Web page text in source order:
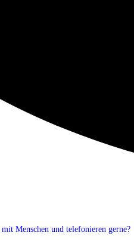
Menschen und telefonieren gerne?